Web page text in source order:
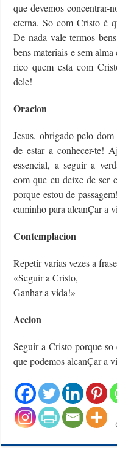
que devemos concentrar-
eterna. So com Cristo é
De nada vale termos
bens materiais e sem
rico quem esta com
dele!
Oracion
Jesus, obrigado pelo
de estar a conhecer-te!
essencial, a seguir a
com que eu deixe de ser
porque estou de
caminho para alcanÇar a
Contemplacion
Repetir varias vezes a
«Seguir a Cristo,
Ganhar a vida!»
Accion
Seguir a Cristo porque
que podemos alcanÇar a